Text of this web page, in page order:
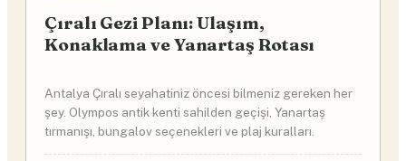
Çıralı Gezi Planı: Ulaşım,
Konaklama ve Yanartaş Rotası
Antalya Çıralı seyahatiniz öncesi bilmeniz gereken her
şey. Olympos antik kenti sahilden geçişi, Yanartaş
tırmanışı, bungalov seçenekleri ve plaj kuralları.